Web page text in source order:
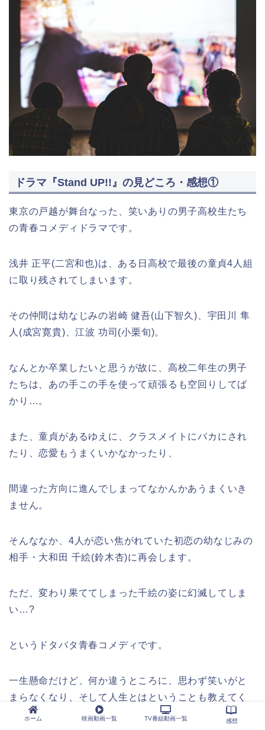
ドラマ『Stand UP!!』の見どころ・感想①
東京の戸越が舞台なった、笑いありの男子高校生たち
の青春コメディドラマです。
浅井 正平(二宮和也)は、ある日高校で最後の童貞4人組
に取り残されてしまいます。
その仲間は幼なじみの岩崎 健吾(山下智久)、宇田川 隼
人(成宮寛貴)、江波 功司(小栗旬)。
なんとか卒業したいと思うが故に、高校二年生の男子
たちは、あの手この手を使って頑張るも空回りしてば
かり…。
また、童貞があるゆえに、クラスメイトにバカにされ
たり、恋愛もうまくいかなかったり、
間違った方向に進んでしまってなかんかあうまくいき
ません。
そんななか、4人が恋い焦がれていた初恋の幼なじみの
相手・大和田 千絵(鈴木杏)に再会します。
ただ、変わり果ててしまった千絵の姿に幻滅してしま
い…?
というドタバタ青春コメディです。
一生懸命だけど、何か違うところに、思わず笑いがと
まらなくなり、そして人生とはということも教えてく
れる物語です。
ホーム 映画動画一覧 TV番組動画一覧 感想